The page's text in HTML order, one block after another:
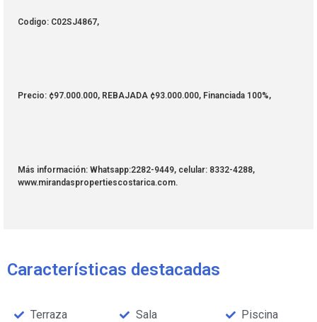
Codigo: C02SJ4867,
Precio: ¢97.000.000, REBAJADA ¢93.000.000, Financiada 100%,
Más información: Whatsapp:2282-9449, celular: 8332-4288,
www.mirandaspropertiescostarica.com.
Características destacadas
Terraza Sala Piscina